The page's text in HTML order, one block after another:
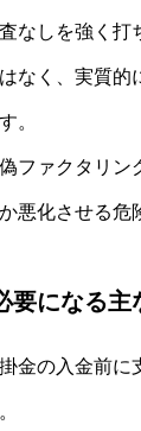
なしを強く打
なく、実質的
。
ファクタリン
悪化させる危
要になる主
金の入金前に